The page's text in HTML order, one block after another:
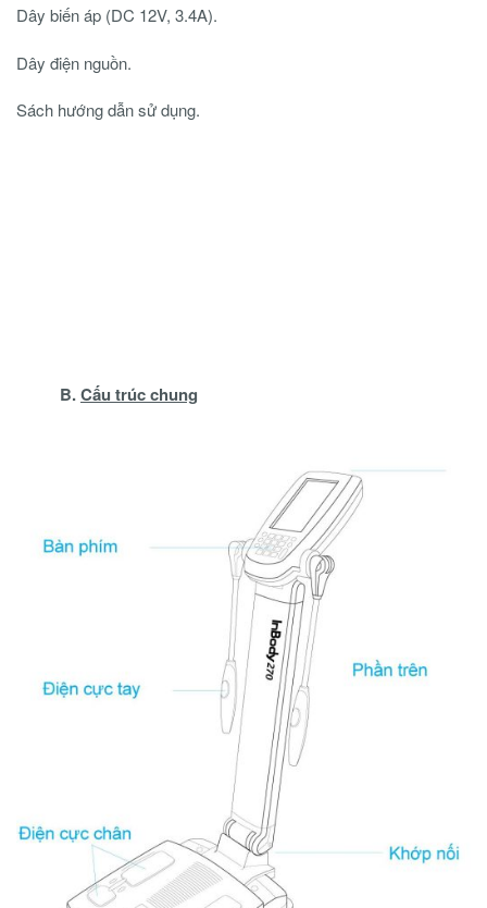
Dây biến áp (DC 12V, 3.4A).
Dây điện nguồn.
Sách hướng dẫn sử dụng.
B.Cấu trúc chung